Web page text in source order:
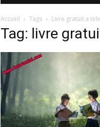
Accueil Tags Livre gratuit a
Tag: livre